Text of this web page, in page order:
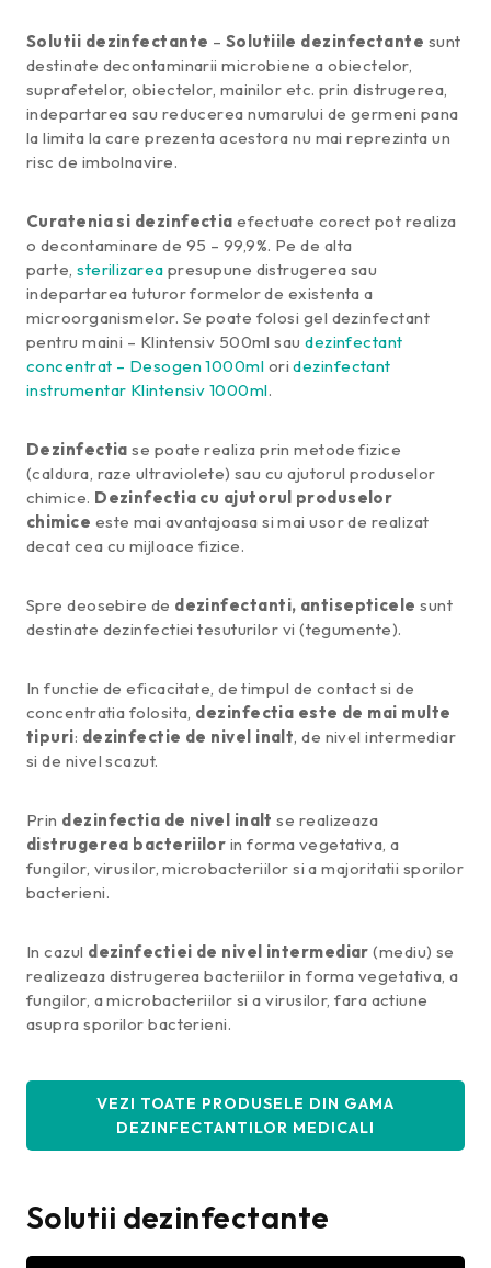
Solutii dezinfectante – Solutiile dezinfectante sunt
destinate decontaminarii microbiene a obiectelor,
suprafetelor, obiectelor, mainilor etc. prin distrugerea,
indepartarea sau reducerea numarului de germeni pana
la limita la care prezenta acestora nu mai reprezinta un
risc de imbolnavire.
Curatenia si dezinfectia efectuate corect pot realiza
o decontaminare de 95 – 99,9%. Pe de alta
parte,sterilizarea presupune distrugerea sau
indepartarea tuturor formelor de existenta a
microorganismelor. Se poate folosi gel dezinfectant
pentru maini – Klintensiv 500ml saudezinfectant
concentrat – Desogen 1000ml oridezinfectant
instrumentar Klintensiv 1000ml.
Dezinfectia se poate realiza prin metode fizice
(caldura, raze ultraviolete) sau cu ajutorul produselor
chimice. Dezinfectia cu ajutorul produselor
chimice este mai avantajoasa si mai usor de realizat
decat cea cu mijloace fizice.
Spre deosebire de dezinfectanti, antisepticele sunt
destinate dezinfectiei tesuturilor vi (tegumente).
In functie de eficacitate, de timpul de contact si de
concentratia folosita, dezinfectia este de mai multe
tipuri: dezinfectie de nivel inalt , de nivel intermediar
si de nivel scazut.
Prin dezinfectia de nivel inalt se realizeaza
distrugerea bacteriilor in forma vegetativa, a
fungilor, virusilor, microbacteriilor si a majoritatii sporilor
bacterieni.
In cazul dezinfectiei de nivel intermediar (mediu) se
realizeaza distrugerea bacteriilor in forma vegetativa, a
fungilor, a microbacteriilor si a virusilor, fara actiune
asupra sporilor bacterieni.
VEZI TOATE PRODUSELE DIN GAMA
DEZINFECTANTILOR MEDICALI
Solutii dezinfectante